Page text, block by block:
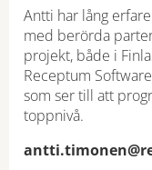
Antti har lång
med berörda
projekt, både i
Receptum
som ser till att
toppnivå.